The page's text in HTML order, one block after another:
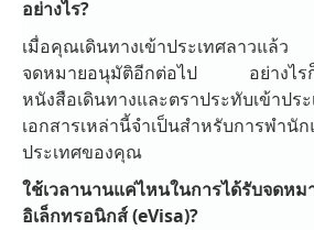
อย่างไร?
เมื่อคุณเดินทางเข้าประเทศลาวแล้
จดหมายอนุมัติอีกต่อไป อย่างไ
หนังสือเดินทางและตราประทับเข้าปร
เอกสารเหล่านี้จำเป็นสำหรับการพำนั
ประเทศของคุณ
ใช้เวลานานแค่ไหนในการได้รับจดห
อิเล็กทรอนิกส์ (eVisa)?